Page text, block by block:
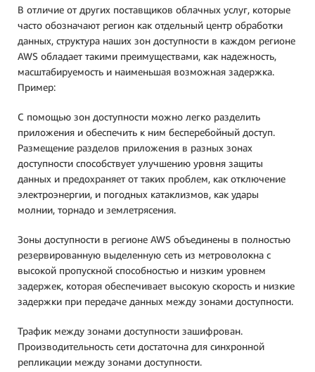
В отличие от других поставщиков облачных услуг, которые
часто обозначают регион как отдельный центр обработки
данных, структура наших зон доступности в каждом регионе
AWS обладает такими преимуществами, как надежность,
масштабируемость и наименьшая возможная задержка.
Пример:
С помощью зон доступности можно легко разделить
приложения и обеспечить к ним бесперебойный доступ.
Размещение разделов приложения в разных зонах
доступности способствует улучшению уровня защиты
данных и предохраняет от таких проблем, как отключение
электроэнергии, и погодных катаклизмов, как удары
молнии, торнадо и землетрясения.
Зоны доступности в регионе AWS объединены в полностью
резервированную выделенную сеть из метроволокна с
высокой пропускной способностью и низким уровнем
задержек, которая обеспечивает высокую скорость и низкие
задержки при передаче данных между зонами доступности.
Трафик между зонами доступности зашифрован.
Производительность сети достаточна для синхронной
репликации между зонами доступности.